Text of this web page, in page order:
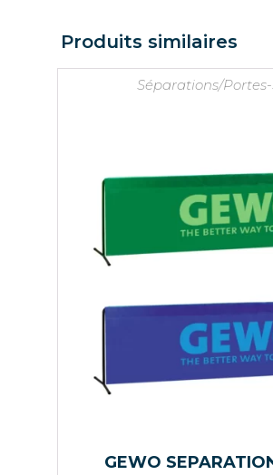
Produits similaires
Séparations/
GEWO